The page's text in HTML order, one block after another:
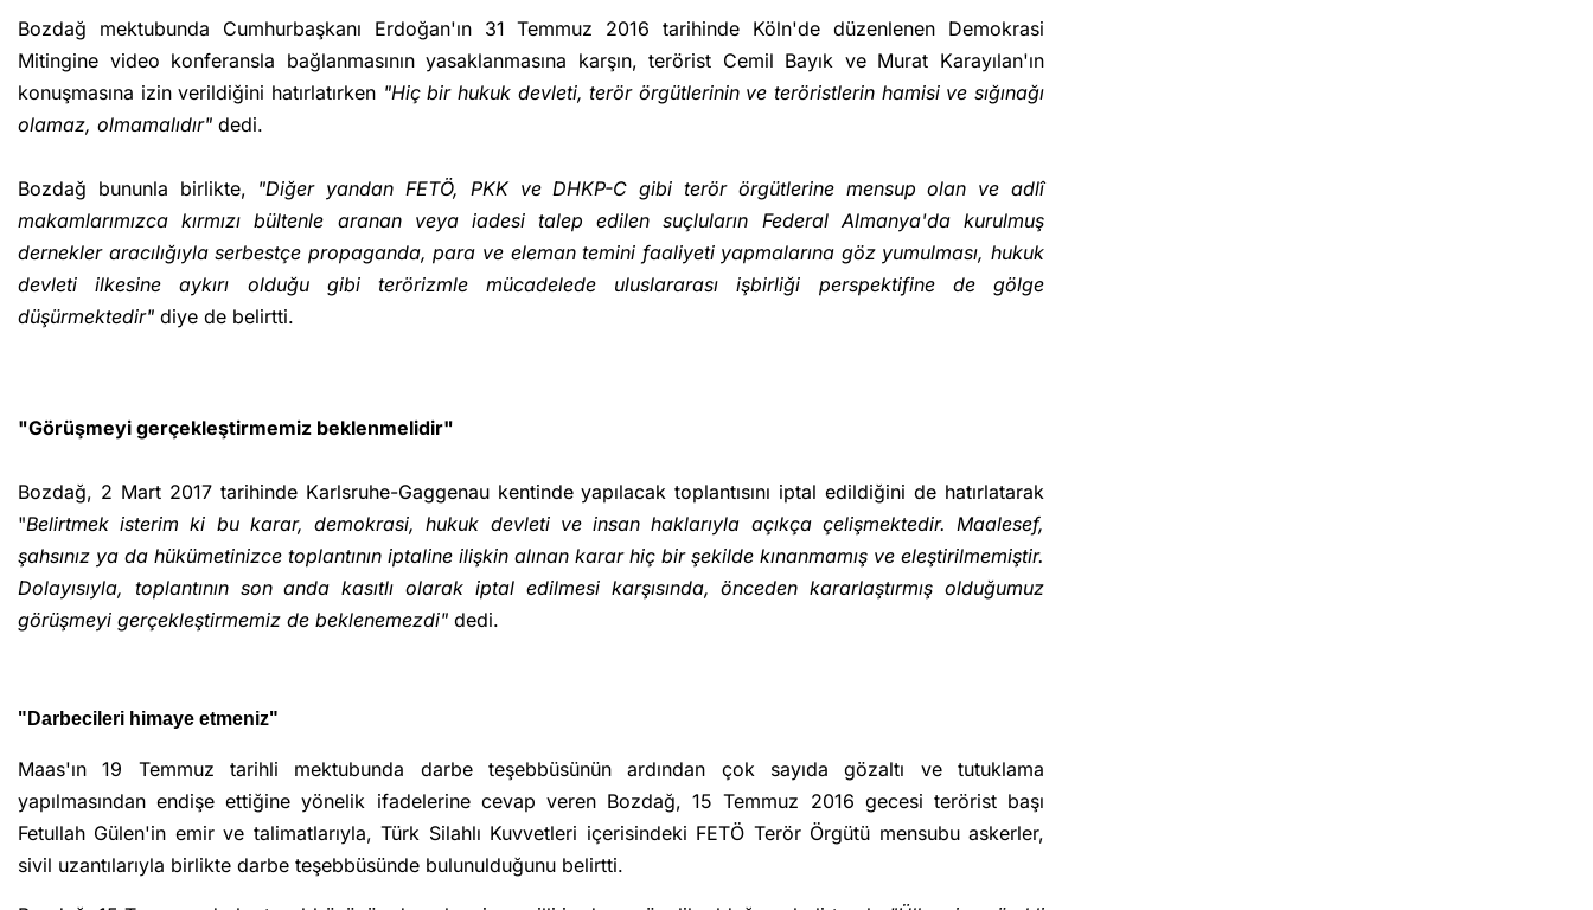
Bozdağ mektubunda Cumhurbaşkanı Erdoğan'ın 31 Temmuz 2016 tarihinde Köln'de düzenlenen Demokrasi
Mitingine video konferansla bağlanmasının yasaklanmasına karşın, terörist Cemil Bayık ve Murat Karayılan'ın
konuşmasına izin verildiğini hatırlatırken "Hiç bir hukuk devleti, terör örgütlerinin ve teröristlerin hamisi ve sığınağı
olamaz, olmamalıdır" dedi.
Bozdağ bununla birlikte, "Diğer yandan FETÖ, PKK ve DHKP-C gibi terör örgütlerine mensup olan ve adlî
makamlarımızca kırmızı bültenle aranan veya iadesi talep edilen suçluların Federal Almanya'da kurulmuş
dernekler aracılığıyla serbestçe propaganda, para ve eleman temini faaliyeti yapmalarına göz yumulması, hukuk
devleti ilkesine aykırı olduğu gibi terörizmle mücadelede uluslararası işbirliği perspektifine de gölge
düşürmektedir" diye de belirtti.
"Görüşmeyi gerçekleştirmemiz beklenmelidir"
Bozdağ, 2 Mart 2017 tarihinde Karlsruhe-Gaggenau kentinde yapılacak toplantısını iptal edildiğini de hatırlatarak
"Belirtmek isterim ki bu karar, demokrasi, hukuk devleti ve insan haklarıyla açıkça çelişmektedir. Maalesef,
şahsınız ya da hükümetinizce toplantının iptaline ilişkin alınan karar hiç bir şekilde kınanmamış ve eleştirilmemiştir.
Dolayısıyla, toplantının son anda kasıtlı olarak iptal edilmesi karşısında, önceden kararlaştırmış olduğumuz
görüşmeyi gerçekleştirmemiz de beklenemezdi" dedi.
"Darbecileri himaye etmeniz"
Maas'ın 19 Temmuz tarihli mektubunda darbe teşebbüsünün ardından çok sayıda gözaltı ve tutuklama
yapılmasından endişe ettiğine yönelik ifadelerine cevap veren Bozdağ, 15 Temmuz 2016 gecesi terörist başı
Fetullah Gülen'in emir ve talimatlarıyla, Türk Silahlı Kuvvetleri içerisindeki FETÖ Terör Örgütü mensubu askerler,
sivil uzantılarıyla birlikte darbe teşebbüsünde bulunulduğunu belirtti.